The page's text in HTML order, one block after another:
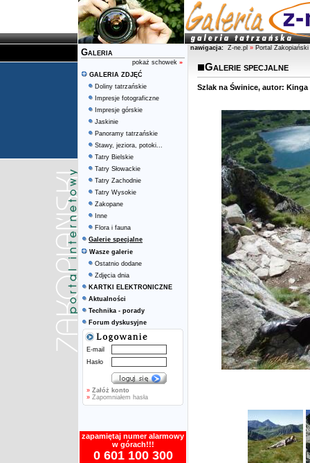
Galeria
pokaż schowek »
GALERIA ZDJĘĆ
Doliny tatrzańskie
Impresje fotograficzne
Impresje górskie
Jaskinie
Panoramy tatrzańskie
Stawy, jeziora, potoki...
Tatry Bielskie
Tatry Słowackie
Tatry Zachodnie
Tatry Wysokie
Zakopane
Inne
Flora i fauna
Galerie specjalne
Wasze galerie
Ostatnio dodane
Zdjęcia dnia
KARTKI ELEKTRONICZNE
Aktualności
Technika - porady
Forum dyskusyjne
E-mail
Hasło
» Załóż konto
» Zapomniałem hasła
zapamiętaj numer alarmowy
w górach!!!
0 601 100 300
nawigacja: Z-ne.pl » Portal Zakopiański
Galerie specjalne
Szlak na Świnice, autor: Kinga